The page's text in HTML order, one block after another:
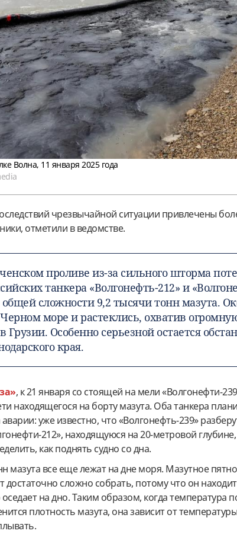
Волна, 11 января 2025 года
чрезвычайной ситуации привлечены
отметили в ведомстве.
проливе из-за сильного шторма
танкера «Волгонефть-212» и
сложности 9,2 тысячи тонн мазута.
море и растеклись, охватив
Грузии. Особенно серьезной остается
края.
, к 21 января со стоящей на мели «Волгонефти-
находящегося на борту мазута. Оба танкера
уже известно, что «Волгонефть-239»
212», находящуюся на 20-метровой
как поднять судно со дна.
мазута все еще лежат на дне моря. Мазутное
достаточно сложно собрать, потому что он
на дно. Таким образом, когда температура
плотность мазута, она зависит от